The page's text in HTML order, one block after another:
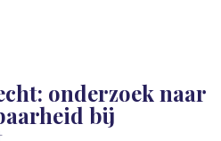
onderzoek naar
bij